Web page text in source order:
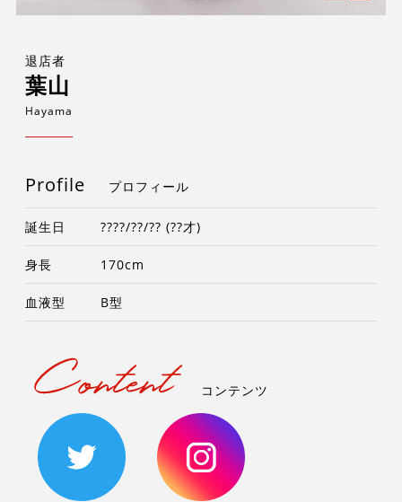
退店者
葉山
Hayama
Profile プロフィール
誕生日 ????/??/?? (??才)
身長 170cm
血液型 B型
コンテンツ